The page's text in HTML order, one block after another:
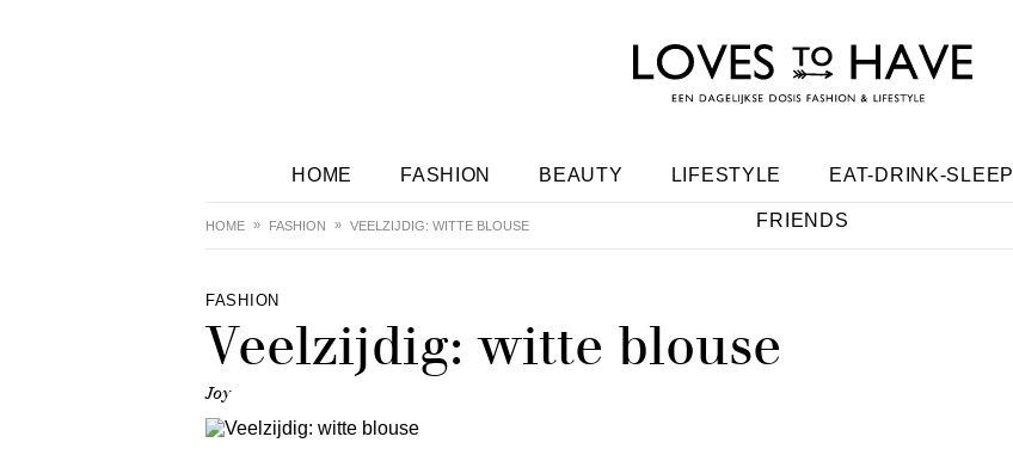
HOME FASHION BEAUTY LIFESTYLE EAT-DRINK-SLEEP
FRIENDS
HOME FASHION VEELZIJDIG: WITTE BLOUSE
FASHION
Veelzijdig: witte blouse
Joy